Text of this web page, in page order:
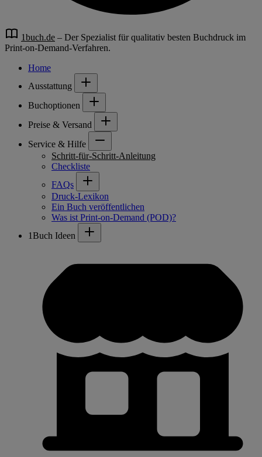
1buch.de – Der Spezialist für qualitativ besten Buchdruck im
Print-on-Demand-Verfahren.
Home
Ausstattung
Buchoptionen
Preise & Versand
Service & Hilfe
Schritt-für-Schritt-Anleitung
Checkliste
FAQs
Druck-Lexikon
Ein Buch veröffentlichen
Was ist Print-on-Demand (POD)?
1Buch Ideen